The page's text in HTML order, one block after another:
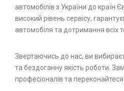
автомобілів з України до країн
високий рівень сервісу,
автомобіля та дотримання всіх
Звертаючись до нас, ви
та бездоганну якість роботи.
професіоналів та